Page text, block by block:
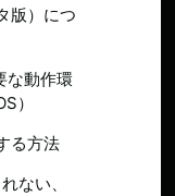
版）につ
な動作環
）
る方法
ない、